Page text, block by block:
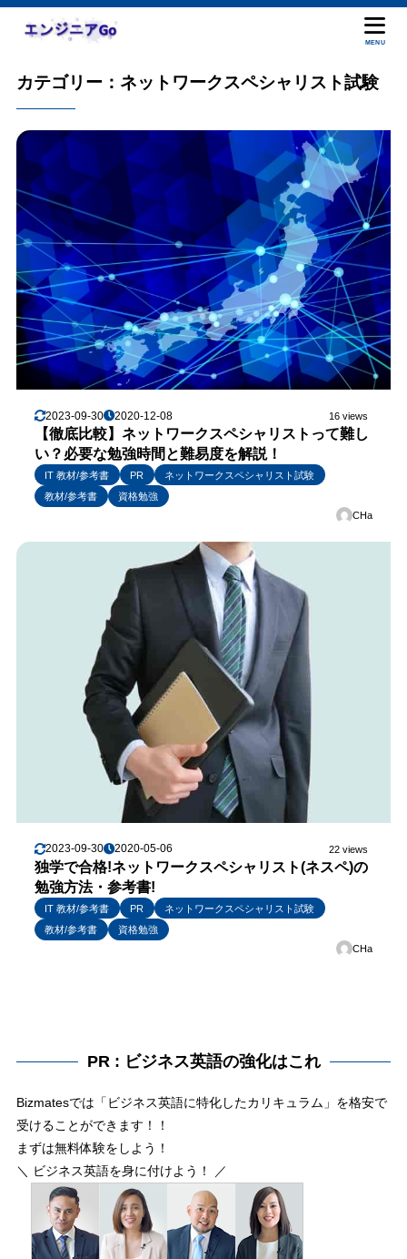
MENU
カテゴリー：ネットワークスペシャリスト試験
2023-09-30 2020-12-08 16 views
【徹底比較】ネットワークスペシャリストって難し
い？必要な勉強時間と難易度を解説！
IT 教材/参考書 PR
ネットワークスペシャリスト試験
教材/参考書
資格勉強
CHa
2023-09-30 2020-05-06 22 views
独学で合格!ネットワークスペシャリスト(ネスペ)の
勉強方法・参考書!
IT 教材/参考書 PR
ネットワークスペシャリスト試験
教材/参考書
資格勉強
CHa
PR : ビジネス英語の強化はこれ
Bizmatesでは「ビジネス英語に特化したカリキュラム」を格安で
受けることができます！！
まずは無料体験をしよう！
＼ ビジネス英語を身に付けよう！ ／